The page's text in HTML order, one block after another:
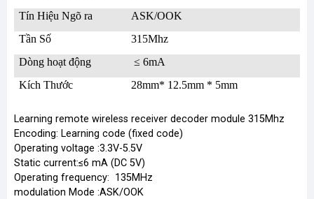
Tín Hiệu Ngõ ra
ASK/OOK
Tần Số
315Mhz
Dòng hoạt động
≤ 6mA
Kích Thước
28mm* 12.5mm * 5mm
Learning remote wireless receiver decoder module 315Mhz
Encoding: Learning code (fixed code)
Operating voltage :3.3V-5.5V
Static current:≤6 mA (DC 5V)
Operating frequency: 135MHz
modulation Mode :ASK/OOK